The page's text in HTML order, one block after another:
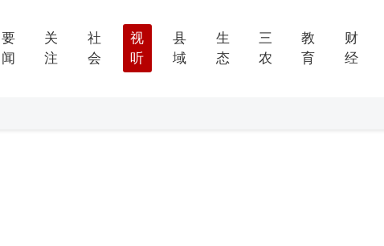
要
闻
关
注
社
会
视
听
县
域
生
态
三
农
教
育
财
经